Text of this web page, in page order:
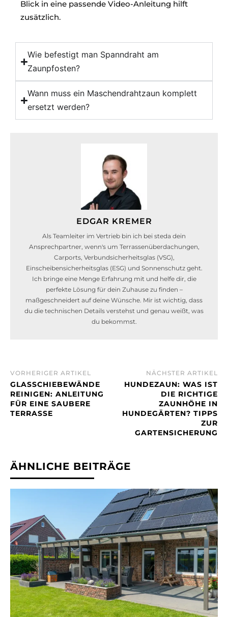
Blick in eine passende Video-Anleitung hilft
zusätzlich.
Wie befestigt man Spanndraht am
Zaunpfosten?
Wann muss ein Maschendrahtzaun komplett
ersetzt werden?
EDGAR KREMER
Als Teamleiter im Vertrieb bin ich bei steda dein
Ansprechpartner, wenn's um Terrassenüberdachungen,
Carports, Verbundsicherheitsglas (VSG),
Einscheibensicherheitsglas (ESG) und Sonnenschutz geht.
Ich bringe eine Menge Erfahrung mit und helfe dir, die
perfekte Lösung für dein Zuhause zu finden –
maßgeschneidert auf deine Wünsche. Mir ist wichtig, dass
du die technischen Details verstehst und genau weißt, was
du bekommst.
VORHERIGER ARTIKEL
GLASSCHIEBEWÄNDE
REINIGEN: ANLEITUNG
FÜR EINE SAUBERE
TERRASSE
NÄCHSTER ARTIKEL
HUNDEZAUN: WAS IST
DIE RICHTIGE
ZAUNHÖHE IN
HUNDEGÄRTEN? TIPPS
ZUR
GARTENSICHERUNG
ÄHNLICHE BEITRÄGE